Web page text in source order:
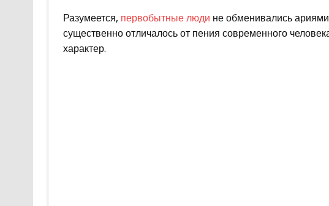
Разумеется, первобытные люди не обменивались
существенно отличалось от пения современного
характер.